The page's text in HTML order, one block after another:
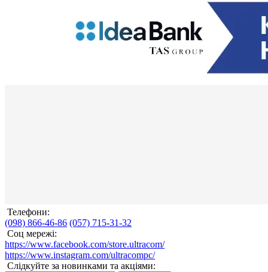
Телефони:
(098) 866-46-86 (057) 715-31-32
Соц мережі:
https://www.facebook.com/store.ultracom/
https://www.instagram.com/ultracompc/
Слідкуйте за новинками та акціями: